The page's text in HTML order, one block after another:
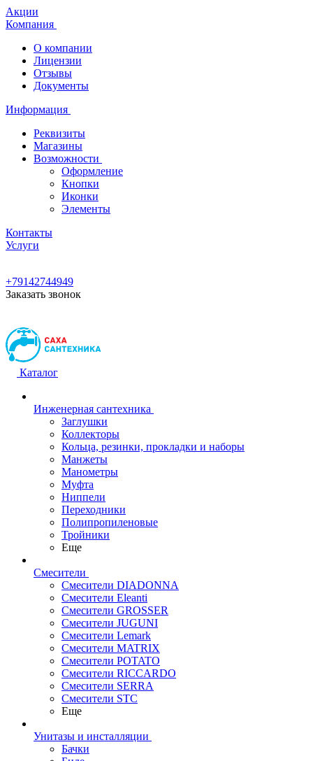
Акции
Компания
О компании
Лицензии
Отзывы
Документы
Информация
Реквизиты
Магазины
Возможности
Оформление
Кнопки
Иконки
Элементы
Контакты
Услуги
+79142744949
Заказать звонок
Каталог
Инженерная сантехника
Заглушки
Коллекторы
Кольца, резинки, прокладки и наборы
Манжеты
Манометры
Муфта
Ниппели
Переходники
Полипропиленовые
Тройники
Еще
Смесители
Смесители DIADONNA
Смесители Eleanti
Смесители GROSSER
Смесители JUGUNI
Смесители Lemark
Смесители MATRIX
Смесители POTATO
Смесители RICCARDO
Смесители SERRA
Смесители STC
Еще
Унитазы и инсталляции
Бачки